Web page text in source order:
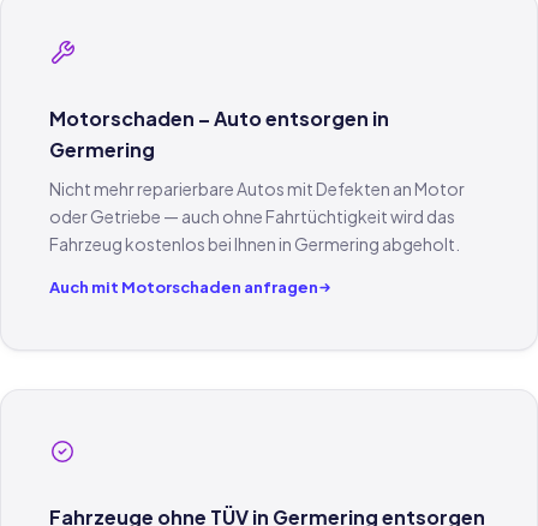
Motorschaden – Auto entsorgen in
Germering
Nicht mehr reparierbare Autos mit Defekten an Motor
oder Getriebe — auch ohne Fahrtüchtigkeit wird das
Fahrzeug kostenlos bei Ihnen in Germering abgeholt.
Auch mit Motorschaden anfragen
Fahrzeuge ohne TÜV in Germering entsorgen